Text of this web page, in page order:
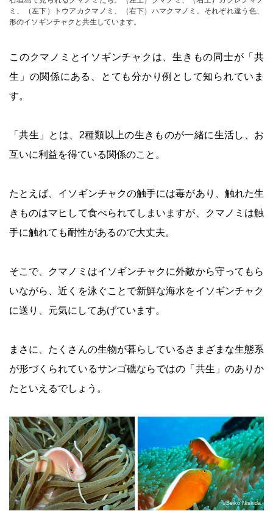
ミ、（左下）トウアカクマノミ、（右下）ハマクマノミ。それぞれ違う色、
形のイソギンチャクと共生しています。
このクマノミとイソギンチャクは、生きもの同士が「共
生」の関係にある、とても分かり例として知られていま
す。
「共生」とは、2種類以上の生きものが一緒に生活し、お
互いに利益を得ている関係のこと。
たとえば、イソギンチャクの触手には毒があり、触れた生
きものはマヒして食べられてしまいますが、クマノミは触
手に触れても耐性があるので大丈夫。
そこで、クマノミはイソギンチャクに外敵から守ってもら
いながら、近くを泳ぐことで新鮮な海水をイソギンチャク
に送り、元気にしてあげています。
まさに、たくさんの生物が暮らしているさまざまな生態系
が形づくられているサンゴ礁ならではの「共生」のありか
たといえるでしょう。
©Seiko Nishida